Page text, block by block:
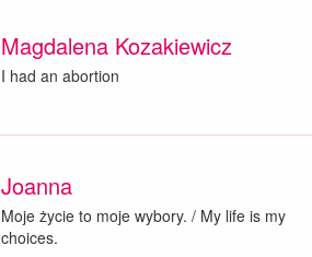
Magdalena Kozakiewicz
I had an abortion
Joanna
Moje życie to moje wybory. / My life is my
choices.